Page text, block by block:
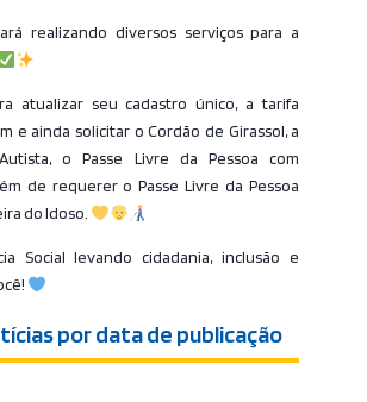
realizando diversos serviços para a
atualizar seu cadastro único, a tarifa
e ainda solicitar o Cordão de Girassol, a
o Passe Livre da Pessoa com
de requerer o Passe Livre da Pessoa
do Idoso.
Social levando cidadania, inclusão e
por data de publicação